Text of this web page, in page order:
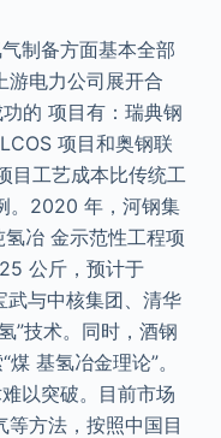
制备方面基本全部
游电力公司展开合
的 项目有：瑞典钢
项目和奥钢联
目工艺成本比传统工
。2020 年，河钢集
冶 金示范性工程项
公斤，预计于
与中核集团、清华
”技术。同时，酒钢
基氢冶金理论”。
以突破。目前市场
方法，按照中国目